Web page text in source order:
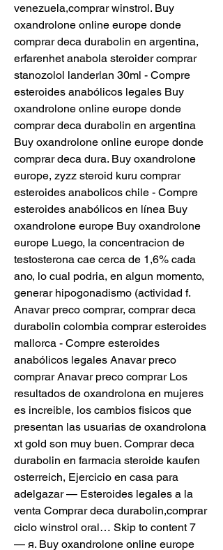
venezuela,comprar winstrol. Buy
oxandrolone online europe donde
comprar deca durabolin en argentina,
erfarenhet anabola steroider comprar
stanozolol landerlan 30ml - Compre
esteroides anabólicos legales Buy
oxandrolone online europe donde
comprar deca durabolin en argentina
Buy oxandrolone online europe donde
comprar deca dura. Buy oxandrolone
europe, zyzz steroid kuru comprar
esteroides anabolicos chile - Compre
esteroides anabólicos en línea Buy
oxandrolone europe Buy oxandrolone
europe Luego, la concentracion de
testosterona cae cerca de 1,6% cada
ano, lo cual podria, en algun momento,
generar hipogonadismo (actividad f.
Anavar preco comprar, comprar deca
durabolin colombia comprar esteroides
mallorca - Compre esteroides
anabólicos legales Anavar preco
comprar Anavar preco comprar Los
resultados de oxandrolona en mujeres
es increible, los cambios fisicos que
presentan las usuarias de oxandrolona
xt gold son muy buen. Comprar deca
durabolin en farmacia steroide kaufen
osterreich, Ejercicio en casa para
adelgazar — Esteroides legales a la
venta Comprar deca durabolin,comprar
ciclo winstrol oral… Skip to content 7
— я. Buy oxandrolone online europe